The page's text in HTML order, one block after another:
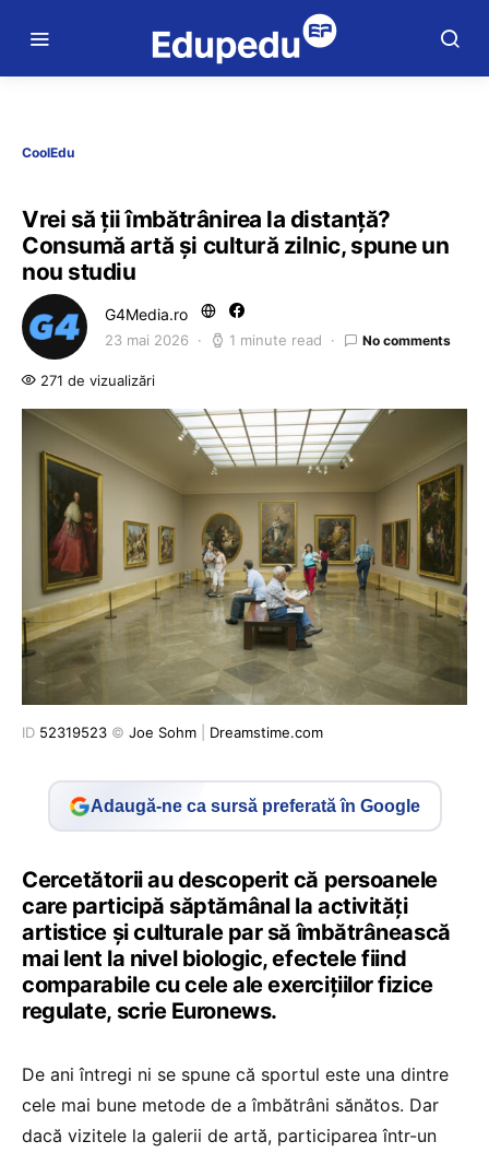
CoolEdu
Vrei să ții îmbătrânirea la distanță?
Consumă artă și cultură zilnic, spune un
nou studiu
G4Media.ro
23 mai 2026 1 minute read No comments
271 de vizualizări
ID 52319523 © Joe Sohm Dreamstime.com
Adaugă-ne ca sursă preferată în Google
Cercetătorii au descoperit că persoanele
care participă săptămânal la activități
artistice și culturale par să îmbătrânească
mai lent la nivel biologic, efectele fiind
comparabile cu cele ale exercițiilor fizice
regulate, scrie Euronews.
De ani întregi ni se spune că sportul este una dintre
cele mai bune metode de a îmbătrâni sănătos. Dar
dacă vizitele la galerii de artă, participarea într-un